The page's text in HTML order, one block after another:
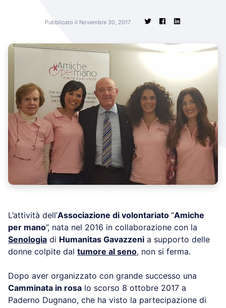
Pubblicato il Novembre 30, 2017
L’attività dell’Associazione di volontariato “Amiche
per mano”, nata nel 2016 in collaborazione con la
Senologia di Humanitas Gavazzeni a supporto delle
donne colpite dal tumore al seno, non si ferma.
Dopo aver organizzato con grande successo una
Camminata in rosa lo scorso 8 ottobre 2017 a
Paderno Dugnano, che ha visto la partecipazione di